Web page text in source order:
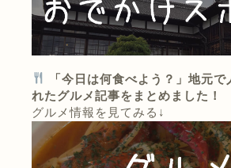
「今日は何食べよう？」地元
れたグルメ記事をまとめました！
グルメ情報を見てみる↓